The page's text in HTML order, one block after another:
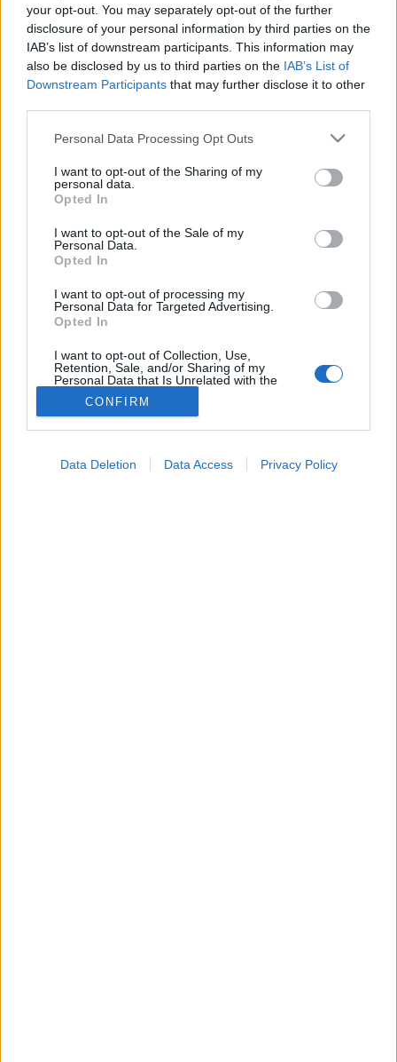
your opt-out. You may separately opt-out of the further
disclosure of your personal information by third parties on the
IAB’s list of downstream participants. This information may
also be disclosed by us to third parties on the IAB’s List of
Downstream Participants that may further disclose it to other
Please note that this website/app uses one or more Google
not limited to your visit or usage behaviour. You may click to
grant or deny consent to Google and its third-party tags to
use your data for below specified purposes in below Google
consent section.
Personal Data Processing Opt Outs
I want to opt-out of the Sharing of my
personal data.
Opted In
I want to opt-out of the Sale of my
Personal Data.
Opted In
I want to opt-out of processing my
Personal Data for Targeted Advertising.
Opted In
I want to opt-out of Collection, Use,
Retention, Sale, and/or Sharing of my
Personal Data that Is Unrelated with the
Purposes for which it was collected.
Opted Out
CONFIRM
Data Deletion Data Access Privacy Policy
Szépségápolás